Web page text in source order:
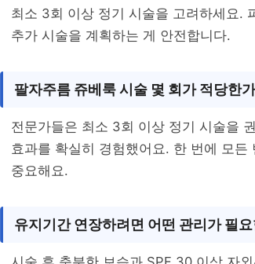
최소 3회 이상 정기 시술을 고려하세요.
추가 시술을 계획하는 게 안전합니다.
팔자주름 쥬베룩 시술 몇 회가 적당한
전문가들은 최소 3회 이상 정기 시술을
효과를 확실히 경험했어요. 한 번에 모
중요해요.
유지기간 연장하려면 어떤 관리가 필